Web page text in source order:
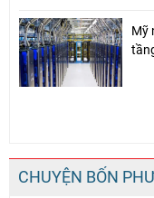
Mỹ
CHUYỆN BỐN